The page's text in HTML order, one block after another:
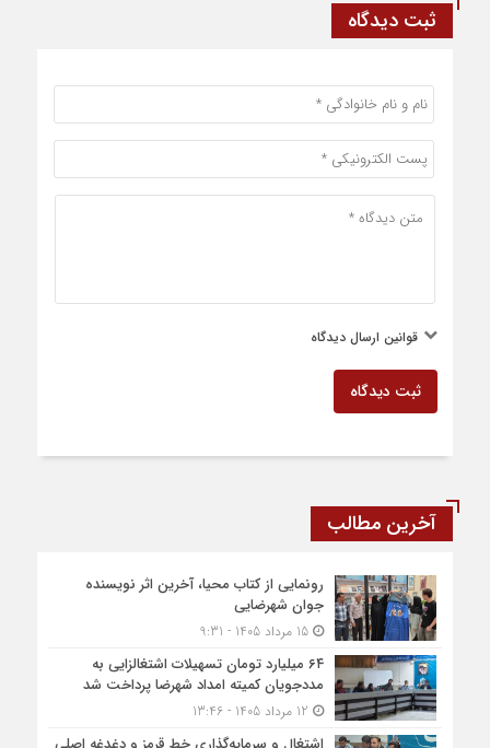
ثبت دیدگاه
قوانین ارسال دیدگاه
ثبت دیدگاه
آخرین مطالب
رونمایی از کتاب محیا، آخرین اثر نویسنده
جوان شهرضایی
15 مرداد 1405 - 9:31
۶۴ میلیارد تومان تسهیلات اشتغالزایی به
مددجویان کمیته امداد شهرضا پرداخت شد